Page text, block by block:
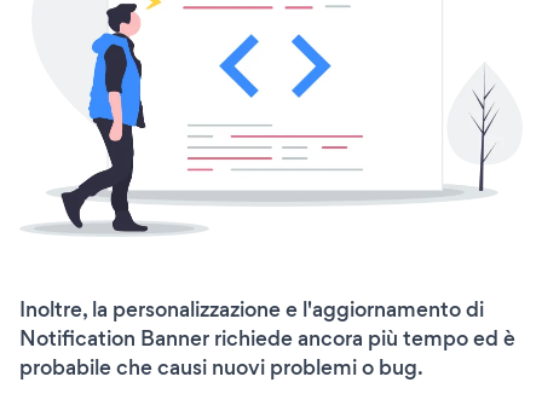
Inoltre, la personalizzazione e l'aggiornamento di
Notification Banner richiede ancora più tempo ed è
probabile che causi nuovi problemi o bug.